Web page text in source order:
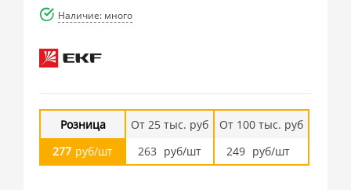
Наличие: много
Розница
277 руб/шт
От 25 тыс. руб
263 руб/шт
От 100 тыс. руб
249 руб/шт